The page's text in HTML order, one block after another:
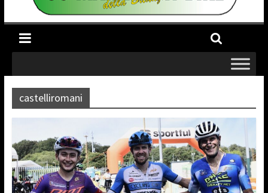
castelliromani